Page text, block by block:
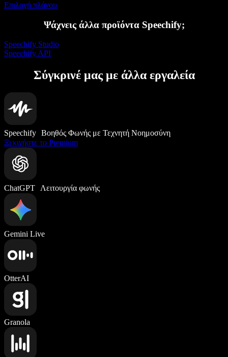
Επιλογή πλάνου
Ψάχνεις άλλα προϊόντα Speechify;
Speechify Studio
Speechify API
Σύγκρινέ μας με άλλα εργαλεία
Speechify Βοηθός Φωνής με Τεχνητή Νοημοσύνη
Ξεκινήστε το Premium
ChatGPT Λειτουργία φωνής
Gemini Live
OtterAI
Granola